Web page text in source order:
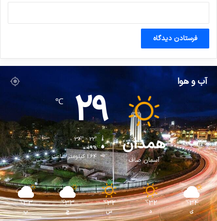
آب و هوا
همدان
آسمان صاف
29
℃
34º - 22º
19%
1.64 کیلومتر/ساعت
34
℃
ی
32
℃
د
32
℃
س
33
℃
چ
33
℃
پ